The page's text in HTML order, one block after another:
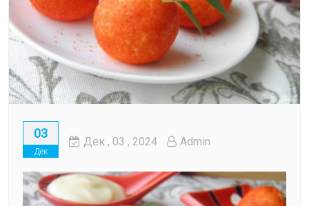
03
Дек
Дек , 03 , 2024 Admin